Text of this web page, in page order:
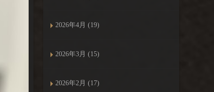
2026年4月 (19)
2026年3月 (15)
2026年2月 (17)